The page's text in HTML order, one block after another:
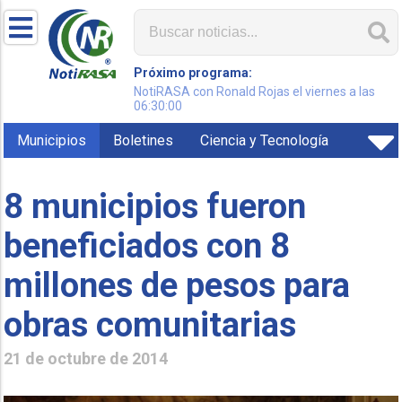
Próximo programa:
NotiRASA con Ronald Rojas el viernes a las
06:30:00
Municipios Boletines Ciencia y Tecnología
8 municipios fueron
beneficiados con 8
millones de pesos para
obras comunitarias
21 de octubre de 2014